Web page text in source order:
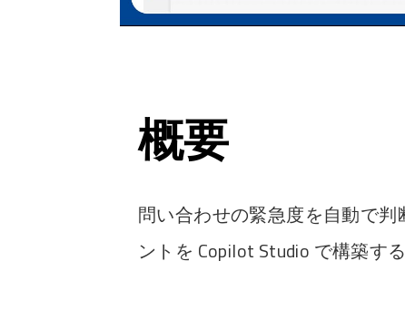
概要
問い合わせの緊急度を自動で
ントを Copilot Studio で構築す